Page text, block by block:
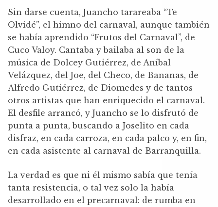
Sin darse cuenta, Juancho tarareaba “Te
Olvidé”, el himno del carnaval, aunque también
se había aprendido “Frutos del Carnaval”, de
Cuco Valoy. Cantaba y bailaba al son de la
música de Dolcey Gutiérrez, de Aníbal
Velázquez, del Joe, del Checo, de Bananas, de
Alfredo Gutiérrez, de Diomedes y de tantos
otros artistas que han enriquecido el carnaval.
El desfile arrancó, y Juancho se lo disfrutó de
punta a punta, buscando a Joselito en cada
disfraz, en cada carroza, en cada palco y, en fin,
en cada asistente al carnaval de Barranquilla.
La verdad es que ni él mismo sabía que tenía
tanta resistencia, o tal vez solo la había
desarrollado en el precarnaval: de rumba en